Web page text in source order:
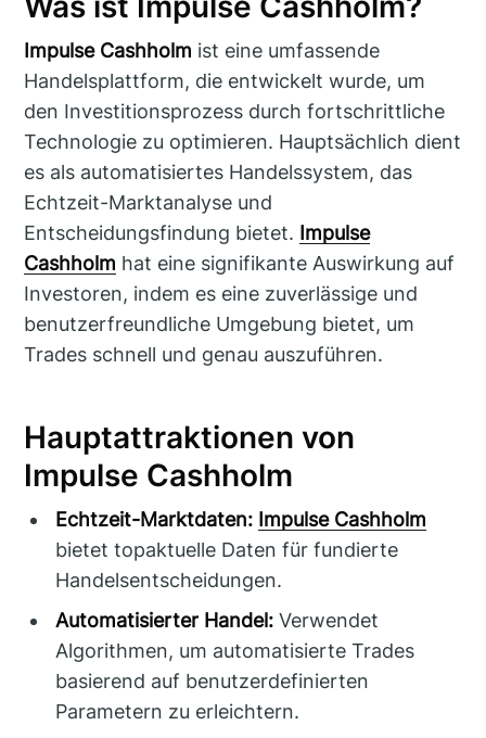
Impulse Cashholm ist eine umfassende
Handelsplattform, die entwickelt wurde, um
den Investitionsprozess durch fortschrittliche
Technologie zu optimieren. Hauptsächlich dient
es als automatisiertes Handelssystem, das
Echtzeit-Marktanalyse und
Entscheidungsfindung bietet. Impulse
Cashholm hat eine signifikante Auswirkung auf
Investoren, indem es eine zuverlässige und
benutzerfreundliche Umgebung bietet, um
Trades schnell und genau auszuführen.
Hauptattraktionen von
Impulse Cashholm
Echtzeit-Marktdaten: Impulse Cashholm
bietet topaktuelle Daten für fundierte
Handelsentscheidungen.
Automatisierter Handel: Verwendet
Algorithmen, um automatisierte Trades
basierend auf benutzerdefinierten
Parametern zu erleichtern.